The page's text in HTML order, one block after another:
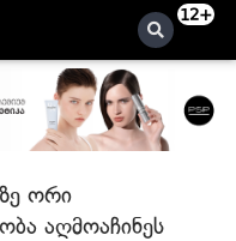
12+
ორი
აღმოაჩინეს